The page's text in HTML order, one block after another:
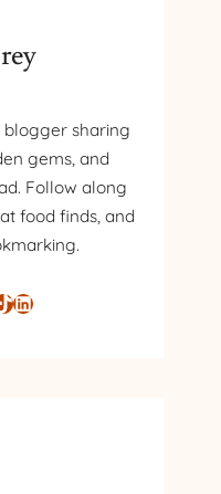
blogger sharing
gems, and
Follow along
food finds, and
LinkedIn